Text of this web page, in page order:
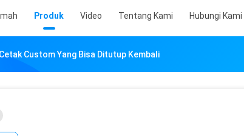
Produk Video Tentang Kami Hubungi Kami
Custom Yang Bisa Ditutup Kembali